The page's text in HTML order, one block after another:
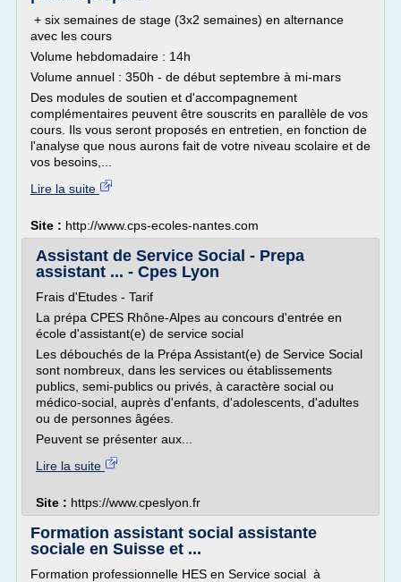
+ six semaines de stage (3x2 semaines) en alternance
avec les cours
Volume hebdomadaire : 14h
Volume annuel : 350h - de début septembre à mi-mars
Des modules de soutien et d'accompagnement
complémentaires peuvent être souscrits en parallèle de vos
cours. Ils vous seront proposés en entretien, en fonction de
l'analyse que nous aurons fait de votre niveau scolaire et de
vos besoins,...
Lire la suite
Site : http://www.cps-ecoles-nantes.com
Assistant de Service Social - Prepa
assistant ... - Cpes Lyon
Frais d'Etudes - Tarif
La prépa CPES Rhône-Alpes au concours d'entrée en
école d'assistant(e) de service social
Les débouchés de la Prépa Assistant(e) de Service Social
sont nombreux, dans les services ou établissements
publics, semi-publics ou privés, à caractère social ou
médico-social, auprès d'enfants, d'adolescents, d'adultes
ou de personnes âgées.
Peuvent se présenter aux...
Lire la suite
Site : https://www.cpeslyon.fr
Formation assistant social assistante
sociale en Suisse et ...
Formation professionnelle HES en Service social à